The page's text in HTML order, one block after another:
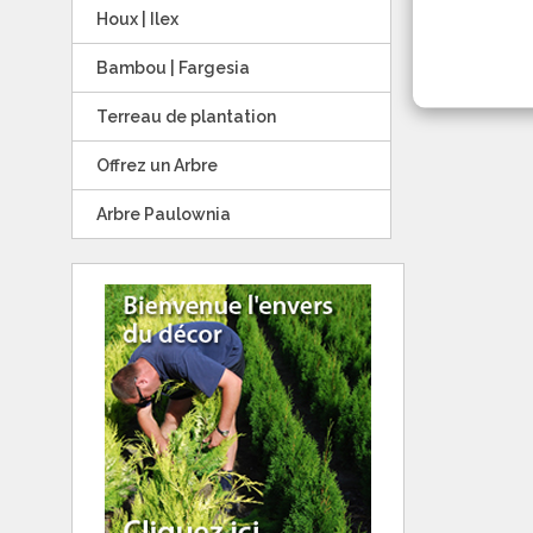
Houx | Ilex
Bambou | Fargesia
Terreau de plantation
Offrez un Arbre
Arbre Paulownia